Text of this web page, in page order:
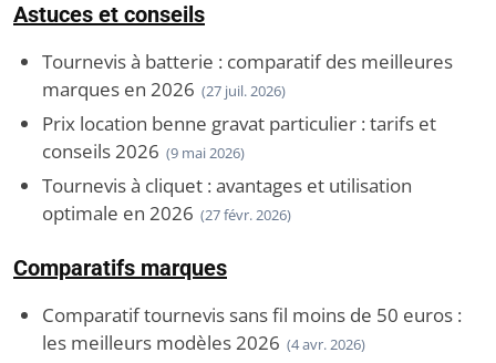
Astuces et conseils
Tournevis à batterie : comparatif des meilleures
marques en 2026 (27 juil. 2026)
Prix location benne gravat particulier : tarifs et
conseils 2026 (9 mai 2026)
Tournevis à cliquet : avantages et utilisation
optimale en 2026 (27 févr. 2026)
Comparatifs marques
Comparatif tournevis sans fil moins de 50 euros :
les meilleurs modèles 2026 (4 avr. 2026)